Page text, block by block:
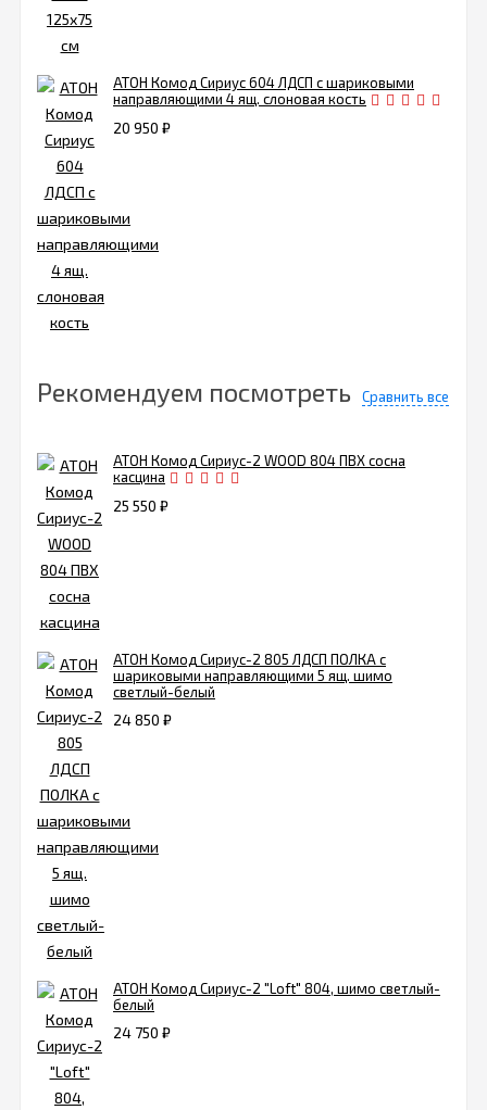
АТОН Комод Сириус 604 ЛДСП с шариковыми
направляющими 4 ящ. слоновая кость
20 950 ₽
Рекомендуем посмотреть Сравнить все
АТОН Комод Сириус-2 WOOD 804 ПВХ сосна
касцина
25 550 ₽
АТОН Комод Сириус-2 805 ЛДСП ПОЛКА с
шариковыми направляющими 5 ящ. шимо
светлый-белый
24 850 ₽
АТОН Комод Сириус-2 "Loft" 804, шимо светлый-
белый
24 750 ₽